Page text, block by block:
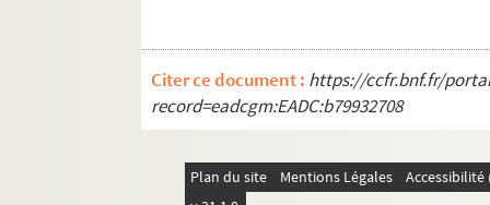
Citer ce document : https://ccfr.bnf.fr/
record=eadcgm:EADC:b79932708
Plan du site Mentions Légales